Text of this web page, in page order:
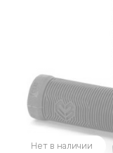
Нет в наличии